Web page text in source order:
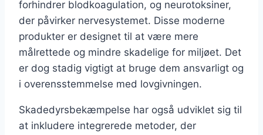
forhindrer blodkoagulation, og neurotoksiner,
der påvirker nervesystemet. Disse moderne
produkter er designet til at være mere
målrettede og mindre skadelige for miljøet. Det
er dog stadig vigtigt at bruge dem ansvarligt og
i overensstemmelse med lovgivningen.
Skadedyrsbekæmpelse har også udviklet sig til
at inkludere integrerede metoder, der